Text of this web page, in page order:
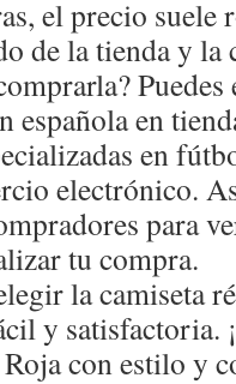
el precio
de la tienda y la
española en
en
electrónico.
para
tu compra.
la camiseta
y satisfactoria.
con estilo y